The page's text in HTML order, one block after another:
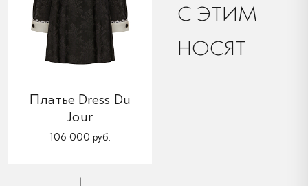
C ЭТИМ
НОСЯТ
Платье Dress Du
Jour
106 000 руб.